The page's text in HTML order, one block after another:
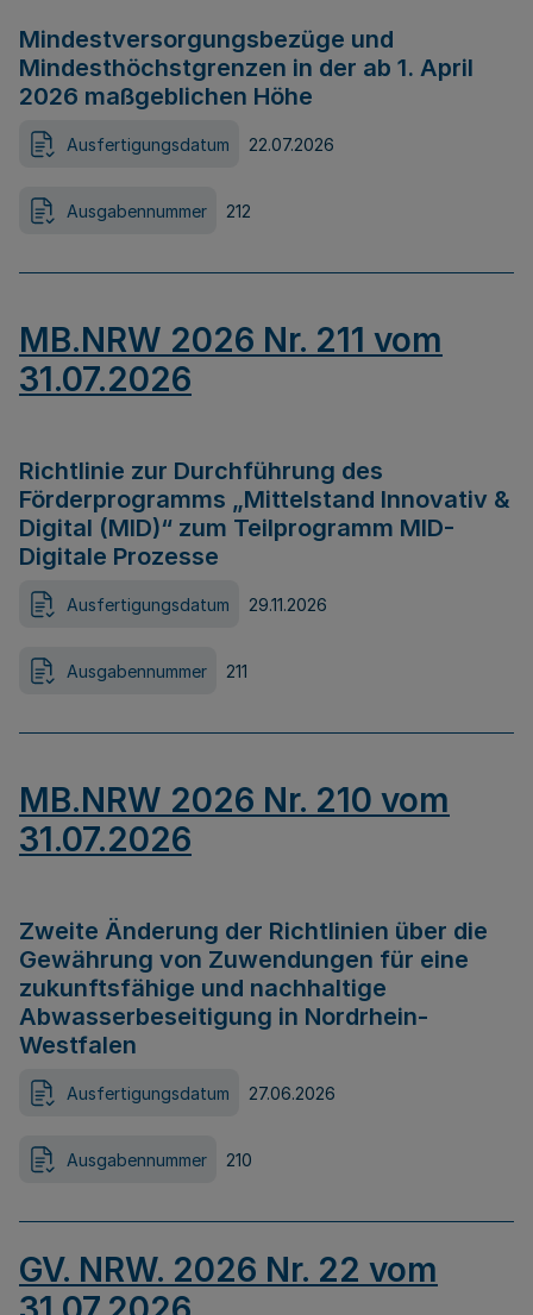
Mindestversorgungsbezüge und
Mindesthöchstgrenzen in der ab 1. April
2026 maßgeblichen Höhe
Ausfertigungsdatum 22.07.2026
Ausgabennummer 212
MB.NRW 2026 Nr. 211 vom
31.07.2026
Richtlinie zur Durchführung des
Förderprogramms „Mittelstand Innovativ &
Digital (MID)“ zum Teilprogramm MID-
Digitale Prozesse
Ausfertigungsdatum 29.11.2026
Ausgabennummer 211
MB.NRW 2026 Nr. 210 vom
31.07.2026
Zweite Änderung der Richtlinien über die
Gewährung von Zuwendungen für eine
zukunftsfähige und nachhaltige
Abwasserbeseitigung in Nordrhein-
Westfalen
Ausfertigungsdatum 27.06.2026
Ausgabennummer 210
GV. NRW. 2026 Nr. 22 vom